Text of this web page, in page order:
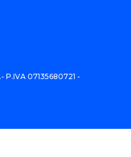
P.IVA 07135680721 -